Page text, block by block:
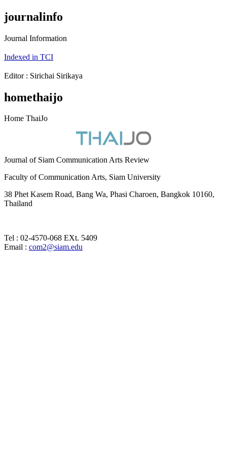
journalinfo
Journal Information
Indexed in TCI
Editor : Sirichai Sirikaya
homethaijo
Home ThaiJo
Journal of Siam Communication Arts Review
Faculty of Communication Arts, Siam University
38 Phet Kasem Road, Bang Wa, Phasi Charoen, Bangkok 10160,
Thailand
Tel : 02-4570-068 EXt. 5409
Email : com2@siam.edu